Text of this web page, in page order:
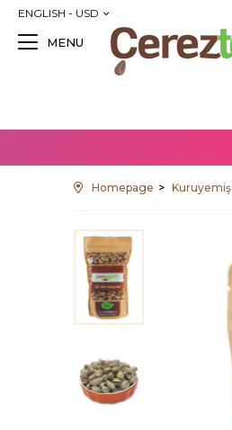
MENU
ENGLISH - USD
Homepage Kuruyemiş